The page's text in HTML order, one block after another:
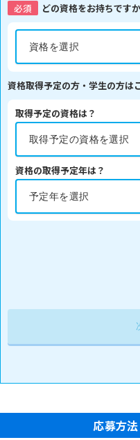
必須 どの資格をお持ちです
資格取得予定の方・学生の方は
取得予定の資格は？
資格の取得予定年は？
応募方